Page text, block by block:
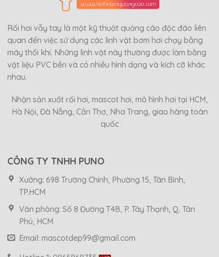
Rối hơi vẫy tay là một kỹ thuật quảng cáo độc đáo liên
quan đến việc sử dụng các linh vật bơm hơi chạy bằng
máy thổi khí. Những linh vật này thường được làm bằng
vật liệu PVC bền và có nhiều hình dạng và kích cỡ khác
nhau.
Nhận sản xuất rối hơi, mascot hơi, mô hình hơi tại HCM,
Hà Nội, Đà Nẵng, Cần Thơ, Nha Trang, giao hàng toàn
quốc
CÔNG TY TNHH PUNO
Xưởng: 698 Trường Chinh, Phường 15, Tân Bình,
TP.HCM
Văn phòng: Số 8 Đường T4B, P. Tây Thạnh, Q. Tân
Phú, HCM
Email: mascotdep99@gmail.com